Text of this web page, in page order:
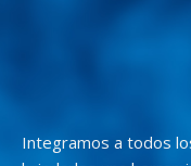
Integramos a todos